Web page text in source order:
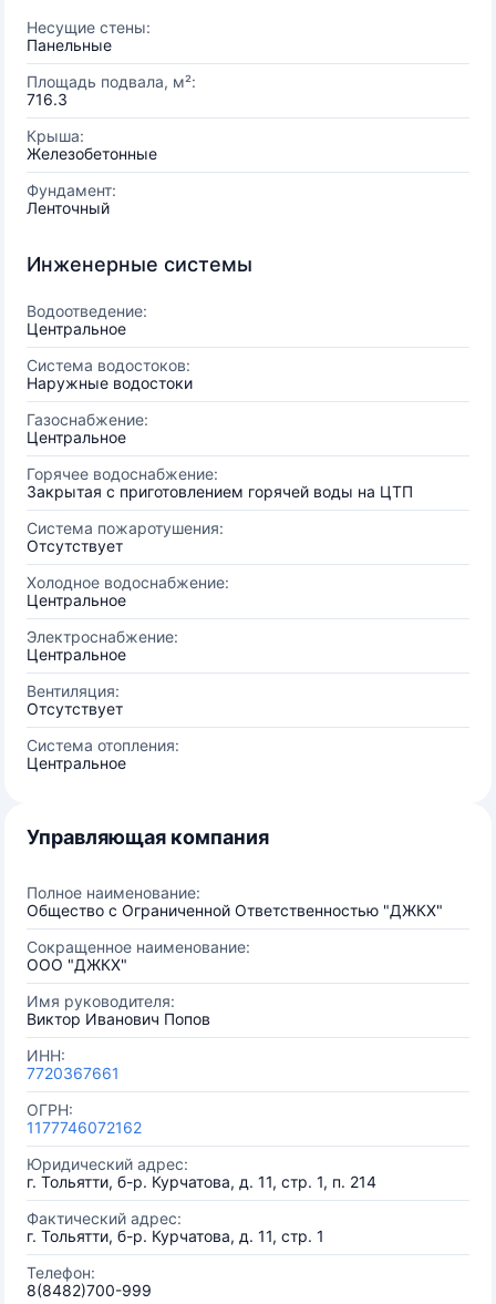
Несущие стены:
Панельные
Площадь подвала, м²:
716.3
Крыша:
Железобетонные
Фундамент:
Ленточный
Инженерные системы
Водоотведение:
Центральное
Система водостоков:
Наружные водостоки
Газоснабжение:
Центральное
Горячее водоснабжение:
Закрытая с приготовлением горячей воды на ЦТП
Система пожаротушения:
Отсутствует
Холодное водоснабжение:
Центральное
Электроснабжение:
Центральное
Вентиляция:
Отсутствует
Система отопления:
Центральное
Управляющая компания
Полное наименование:
Общество с Ограниченной Ответственностью "ДЖКХ"
Сокращенное наименование:
ООО "ДЖКХ"
Имя руководителя:
Виктор Иванович Попов
ИНН:
7720367661
ОГРН:
1177746072162
Юридический адрес:
г. Тольятти, б-р. Курчатова, д. 11, стр. 1, п. 214
Фактический адрес:
г. Тольятти, б-р. Курчатова, д. 11, стр. 1
Телефон:
8(8482)700-999